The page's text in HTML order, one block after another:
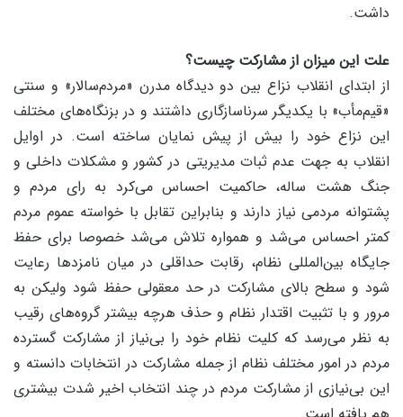
داشت.
علت این میزان از مشارکت چیست؟
از ابتدای انقلاب نزاع بین دو دیدگاه مدرن «مردم‌سالار» و سنتی
«قیم‌مأب» با یکدیگر سرناسازگاری داشتند و در بزنگاه‌های مختلف
این نزاع خود را بیش از پیش نمایان ساخته‌ است. در اوایل
انقلاب به جهت عدم ثبات مدیریتی در کشور و مشکلات داخلی و
جنگ هشت ساله، حاکمیت احساس می‌کرد به رای مردم و
پشتوانه مردمی نیاز دارند و بنابراین تقابل با خواسته عموم مردم
کمتر احساس می‌شد و همواره تلاش می‌شد خصوصا برای حفظ
جایگاه بین‌المللی نظام، رقابت حداقلی در میان نامزدها رعایت
شود و سطح بالای مشارکت در حد معقولی حفظ شود ولیکن به
مرور و با تثبیت اقتدار نظام و حذف هرچه بیشتر گروه‌های رقیب
به نظر می‌رسد که کلیت نظام خود را بی‌نیاز از مشارکت گسترده
مردم در امور مختلف نظام از جمله مشارکت در انتخابات دانسته و
این بی‌نیازی از مشارکت مردم در چند انتخاب اخیر شدت بیشتری